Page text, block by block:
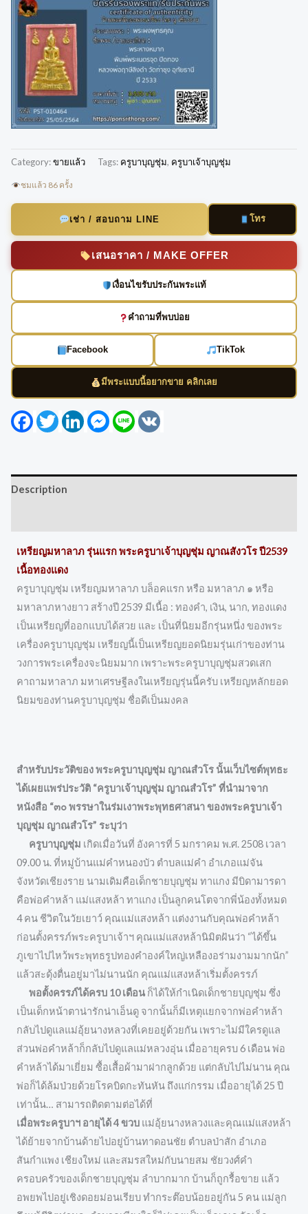
Category:ขายแล้ว Tags: ครูบาบุญชุ่ม, ครูบาเจ้าบุญชุ่ม
ชมแล้ว 86 ครั้ง
เช่า / สอบถาม LINE โทร
เสนอราคา / MAKE OFFER
เงื่อนไขรับประกันพระแท้
คำถามที่พบบ่อย
Facebook TikTok
มีพระแบบนี้อยากขาย คลิกเลย
FacebookTwitterLinkedInMessenger
Line
Description
เหรียญมหาลาภ รุ่นแรก พระครูบาเจ้าบุญชุ่ม ญาณสังวโร ปี2539
เนื้อทองแดง
ครูบาบุญชุ่ม เหรียญมหาลาภ บล็อคแรก หรือ มหาลาภ ๑ หรือ
มหาลาภหางยาว สร้างปี 2539 มีเนื้อ : ทองคำ, เงิน, นาก, ทองแดง
เป็นเหรียญที่ออกแบบได้สวย และ เป็นที่นิยมอีกรุ่นหนึ่ง ของพระ
เครื่องครูบาบุญชุ่ม เหรียญนี้เป็นเหรียญยอดนิยมรุ่นเก่าของท่าน
วงการพระเครื่องจะนิยมมาก เพราะพระครูบาบุญชุ่มสวดเสก
คาถามหาลาภ มหาเศรษฐีลงในเหรียญรุ่นนี้ครับ เหรียญหลักยอด
นิยมของท่านครูบาบุญชุ่ม ชื่อดีเป็นมงคล
สำหรับประวัติของ พระครูบาบุญชุ่ม ญาณสํวโร นั้นเว็บไซต์พุทธะ
ได้เผยแพร่ประวัติ “ครูบาเจ้าบุญชุ่ม ญาณสํวโร” ที่นำมาจาก
หนังสือ “๓๐ พรรษาในร่มเงาพระพุทธศาสนา ของพระครูบาเจ้า
บุญชุ่ม ญาณสํวโร” ระบุว่า
ครูบาบุญชุ่ม เกิดเมื่อวันที่ อังคารที่ 5 มกราคม พ.ศ. 2508 เวลา
09.00 น. ที่หมู่บ้านแม่คำหนองบัว ตำบลแม่คำ อำเภอแม่จัน
จังหวัดเชียงราย นามเดิมคือเด็กชายบุญชุ่ม ทาแกง มีบิดามารดา
คือพ่อคำหล้า แม่แสงหล้า ทาแกง เป็นลูกคนโตจากพี่น้องทั้งหมด
4 คน ชีวิตในวัยเยาว์ คุณแม่แสงหล้า แต่งงานกับคุณพ่อคำหล้า
ก่อนตั้งครรภ์พระครูบาเจ้าฯ คุณแม่แสงหล้านิมิตฝันว่า “ได้ขึ้น
ภูเขาไปไหว้พระพุทธรูปทองคำองค์ใหญ่เหลืองอร่ามงามมากนัก”
แล้วสะดุ้งตื่นอยู่มาไม่นานนัก คุณแม่แสงหล้าเริ่มตั้งครรภ์
พอตั้งครรภ์ได้ครบ 10 เดือน ก็ได้ให้กำเนิดเด็กชายบุญชุ่ม ซึ่ง
เป็นเด็กหน้าตาน่ารักน่าเอ็นดู จากนั้นก็มีเหตุแยกจากพ่อคำหล้า
กลับไปดูแลแม่อุ้ยนางหลวงที่เคยอยู่ด้วยกัน เพราะไม่มีใครดูแล
ส่วนพ่อคำหล้าก็กลับไปดูแลแม่หลวงอุ่น เมื่ออายุครบ 6 เดือน พ่อ
คำหล้าได้มาเยี่ยม ซื้อเสื้อผ้ามาฝากลูกด้วย แต่กลับไปไม่นาน คุณ
พ่อก็ได้ล้มป่วยด้วยโรคบิดกะทันหัน ถึงแก่กรรม เมื่ออายุได้ 25 ปี
เท่านั้น… สามารถติดตามต่อได้ที่
เมื่อพระครูบาฯ อายุได้ 4 ขวบ แม่อุ้ยนางหลวงและคุณแม่แสงหล้า
ได้ย้ายจากบ้านด้ายไปอยู่บ้านทาดอนชัย ตำบลป่าสัก อำเภอ
สันกำแพง เชียงใหม่ และสมรสใหม่กับนายสม ชัยวงศ์คำ
ครอบครัวของเด็กชายบุญชุ่ม ลำบากมาก บ้านก็ถูกรื้อขาย แล้ว
อพยพไปอยู่เชิงดอยม่อนเรียบ ทำกระต๊อบน้อยอยู่กัน 5 คน แม่ลูก